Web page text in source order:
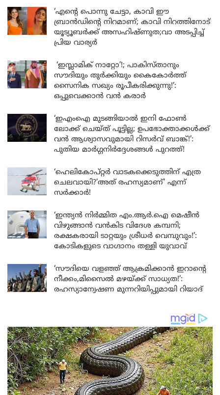
‘എന്റെ പൊന്നു ചേട്ടാ, കാവി ഈ
ബ്രാൻഡിന്റെ നിറമാണ്; കാവി നിറത്തിനോട്
യൂട്യൂബർക്ക് അസഹിഷ്ണുത;വാ അടപ്പിച്ച്
പ്രിയ വാര്യർ
‘ഇസ്ലാമിക് നാറ്റോ’!; പാകിസ്താനും
സൗദിയും തുർക്കിയും കൈകോർത്ത്
സൈനിക സഖ്യം രൂപീകരിക്കുന്നു!’:
ഒപ്പുവെക്കാൻ വൻ കരാർ
‘ഇഎംഐ മുടങ്ങിയാൽ ഇനി ഫോൺ
ലോക്ക് ചെയ്ത് പൂട്ടില്ല; ഉപഭോക്താക്കൾക്ക്
വൻ ആശ്വാസവുമായി റിസർവ് ബാങ്ക്!’:
പുതിയ മാർഗ്ഗനിർദ്ദേശങ്ങൾ പുറത്ത്!
‘ഹെലികോപ്റ്റർ വാടകക്കെടുത്തിന് എത്ര
ചെലവായി?’അത് രഹസ്യമാണ്’ എന്ന്
സർക്കാർ!
‘ഇന്ത്യൻ നിർമ്മിത എം.ആർ.ഐ മെഷീൻ
വിഴുങ്ങാൻ വൻകിട വിദേശ കമ്പനി;
രക്ഷകരായി ടാറ്റയും ശ്രീധർ വെമ്പുവും!’:
കോടികളുടെ വാഗ്ദാനം തള്ളി യുവാവ്
‘സൗദിയെ വളഞ്ഞ് ആക്രമിക്കാൻ ഇറാന്റെ
നീക്കം,മിസൈൽ മഴയ്ക്ക് സാധ്യത!’:
രഹസ്യാന്വേഷണ മുന്നറിയിപ്പുമായി റിയാദ്